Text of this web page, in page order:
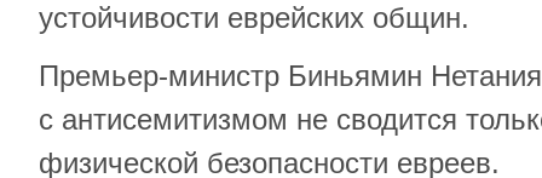
устойчивости еврейских общин.
Премьер-министр Биньямин
с антисемитизмом не сводится
физической безопасности евреев.